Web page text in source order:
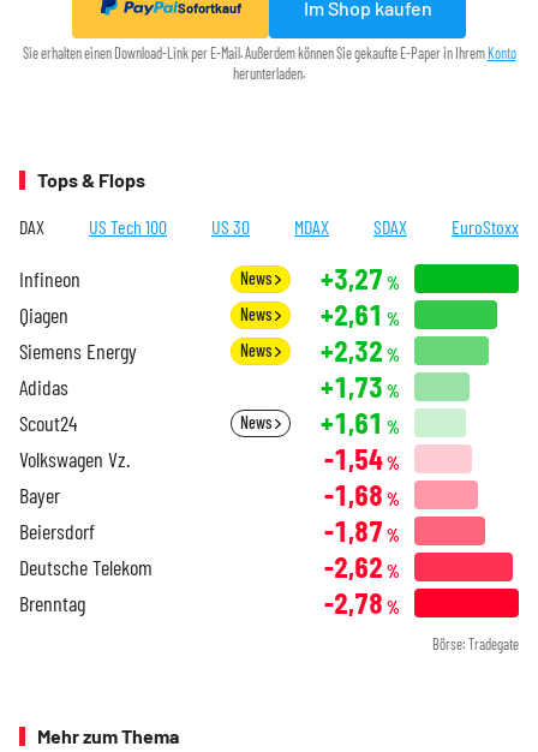
Sofortkauf Im Shop kaufen
Sie erhalten einen Download-Link per E-Mail. Außerdem können Sie gekaufte E-Paper in Ihrem Konto
herunterladen.
Tops & Flops
DAX US Tech 100 US 30 MDAX SDAX EuroStoxx
Infineon News +3,27 %
Qiagen News +2,61 %
Siemens Energy News +2,32 %
Adidas +1,73 %
Scout24 News +1,61 %
Volkswagen Vz. -1,54%
Bayer -1,68 %
Beiersdorf -1,87 %
Deutsche Telekom -2,62 %
Brenntag -2,78 %
Börse: Tradegate
Mehr zum Thema